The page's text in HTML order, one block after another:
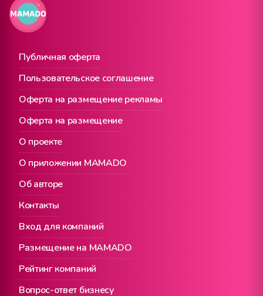
Публичная оферта
О проекте
Вход для компаний
Пользовательское соглашение
О приложении MAMADO
Размещение на MAMADO
Оферта на размещение рекламы
Об авторе
Рейтинг компаний
Оферта на размещение
Контакты
Вопрос-ответ бизнесу